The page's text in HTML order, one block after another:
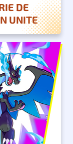
DE
UNITE